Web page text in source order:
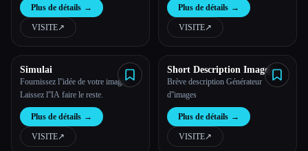
Plus de détails →
VISITE↗︎
Plus de détails →
VISITE↗︎
Simulai
Fournissez l''idée de votre image.
Laissez l''IA faire le reste.
Plus de détails →
VISITE↗︎
Short Description Image
Generator
Brève description Générateur
d''images
Plus de détails →
VISITE↗︎